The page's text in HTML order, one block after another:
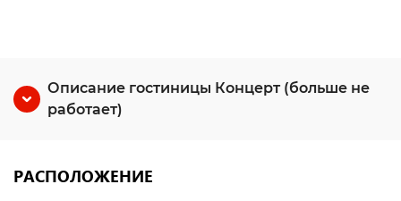
Описание гостиницы Концерт (больше не
работает)
РАСПОЛОЖЕНИЕ